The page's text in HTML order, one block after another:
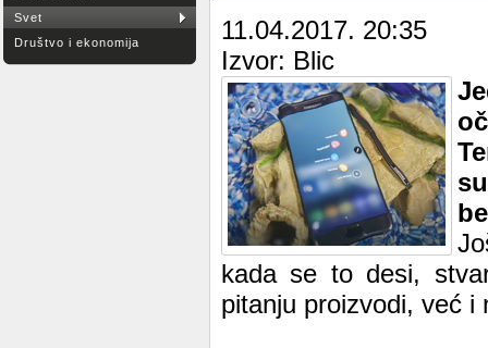
Svet
Društvo i ekonomija
11.04.2017. 20:35
Izvor: Blic
kada se to desi,
pitanju proizvodi, već